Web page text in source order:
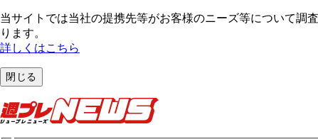
当サイトでは当社の提携先等がお客様のニーズ等について調
ります。
詳しくはこちら
閉じる